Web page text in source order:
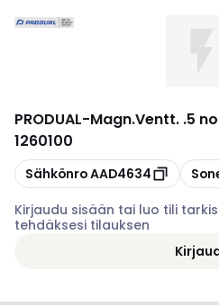
PRODUAL-Magn.Ventt. .5
1260100
Kopioi
SähkönroAAD4634 Kopioi
Kirjaudu sisään tai luo tili
tehdäksesi tilauksen